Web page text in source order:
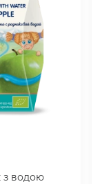
з водою